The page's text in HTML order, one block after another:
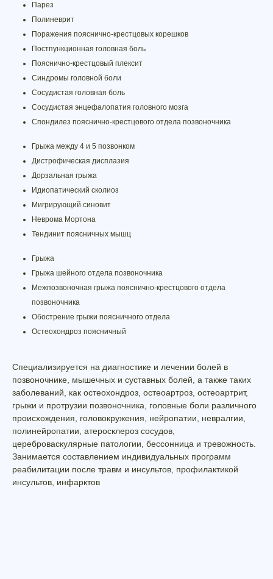
Парез
Полиневрит
Поражения пояснично-крестцовых корешков
Постпункционная головная боль
Пояснично-крестцовый плексит
Синдромы головной боли
Сосудистая головная боль
Сосудистая энцефалопатия головного мозга
Спондилез пояснично-крестцового отдела позвоночника
Грыжа между 4 и 5 позвонком
Дистрофическая дисплазия
Дорзальная грыжа
Идиопатический сколиоз
Мигрирующий синовит
Неврома Мортона
Тендинит поясничных мышц
Грыжа
Грыжа шейного отдела позвоночника
Межпозвоночная грыжа пояснично-крестцового отдела
позвоночника
Обострение грыжи поясничного отдела
Остеохондроз поясничный
Специализируется на диагностике и лечении болей в
позвоночнике, мышечных и суставных болей, а также таких
заболеваний, как остеохондроз, остеоартроз, остеоартрит,
грыжи и протрузии позвоночника, головные боли различного
происхождения, головокружения, нейропатии, невралгии,
полинейропатии, атеросклероз сосудов,
цереброваскулярные патологии, бессонница и тревожность.
Занимается составлением индивидуальных программ
реабилитации после травм и инсультов, профилактикой
инсультов, инфарктов